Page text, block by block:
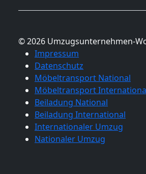
© 2026 Umzugsunternehmen-
Impressum
Datenschutz
Möbeltransport National
Möbeltransport
Beiladung National
Beiladung International
Internationaler Umzug
Nationaler Umzug